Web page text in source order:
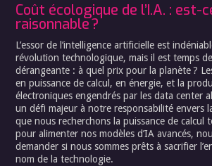
Coût écologique de l’I.A. : est-
raisonnable ?
L’essor de l’intelligence artificielle est
révolution technologique, mais il est temps
dérangeante : à quel prix pour la planète ?
en puissance de calcul, en énergie, et la
électroniques engendrés par les data center
un défi majeur à notre responsabilité envers
que nous recherchons la puissance de calcul
pour alimenter nos modèles d’IA avancés,
demander si nous sommes prêts à sacrifier
nom de la technologie.